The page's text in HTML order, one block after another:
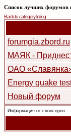
Список лучших форумов
Back to category listing
forumgia.zbord.ru
МАЯК -
ОАО
Energy quake
Новый форум
Информация от спонсоров: